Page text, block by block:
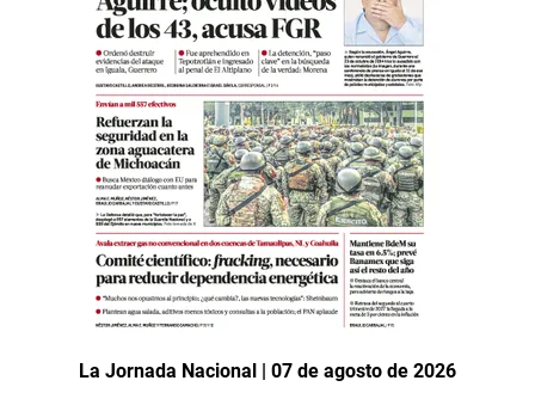
La Jornada Nacional | 07 de agosto de 2026